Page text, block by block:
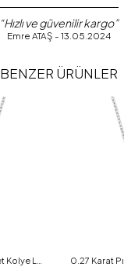
“Hızlı ve güvenilir kargo”
Emre ATAŞ - 13.05.2024
BENZER ÜRÜNLER